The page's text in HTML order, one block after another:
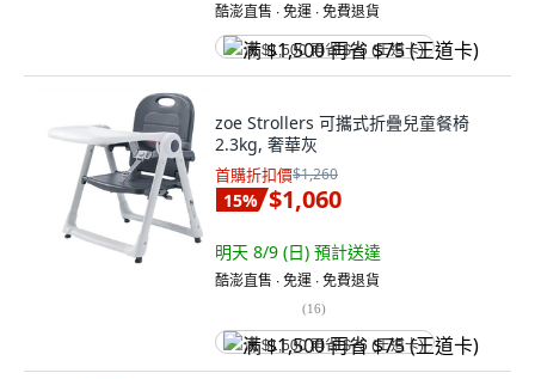
酷澎直售 ∙ 免運 ∙ 免費退貨
满 $1,500 再省 $75 (王道卡)
zoe Strollers 可攜式折疊兒童餐椅
2.3kg, 奢華灰
首購折扣價$1,260
15% $1,060
明天 8/9 (日) 預計送達
酷澎直售 ∙ 免運 ∙ 免費退貨
(16)
满 $1,500 再省 $75 (王道卡)